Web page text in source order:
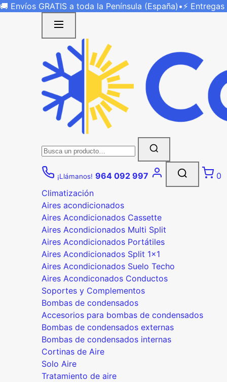
Saltar
🚚 Envíos GRATIS a toda la Península (España) •⚡
¡Llámanos! 964 092 997
0
Climatización
Aires acondicionados
Aires Acondicionados Cassette
Aires Acondicionados Multi Split
Aires Acondicionados Portátiles
Aires Acondicionados Split 1x1
Aires Acondicionados Suelo Techo
Aires Acondiconados Conductos
Soportes y Complementos
Bombas de condensados
Accesorios para bombas de condensados
Bombas de condensados externas
Bombas de condensados internas
Cortinas de Aire
Solo Aire
Tratamiento de aire